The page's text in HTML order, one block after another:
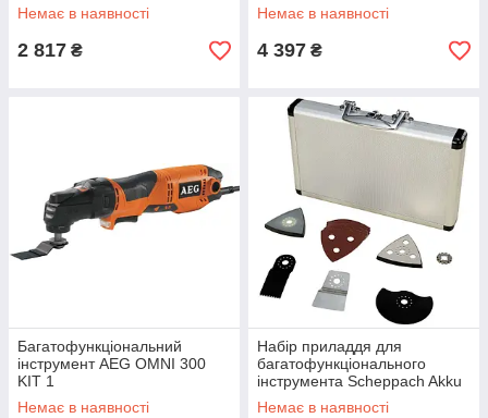
Немає в наявності
2 817 ₴
Немає в наявності
4 397 ₴
Багатофункціональний
інструмент AEG OMNI 300
KIT 1
Немає в наявності
Набір приладдя для
багатофункціонального
інструмента Scheppach Akku
set L1 (1909101701)
Немає в наявності